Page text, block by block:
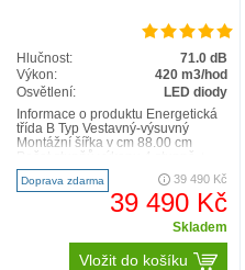
Hlučnost:
71.0 dB
Výkon:
420 m3/hod
Osvětlení:
LED diody
Informace o produktu Energetická
třída B Typ Vestavný-výsuvný
Montážní šířka v cm 88.00 cm
intenzivní stupeň Výk..
Doprava zdarma 39 490 Kč
39 490 Kč
Skladem
Vložit do košíku